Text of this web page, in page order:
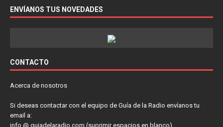
ENVÍANOS TUS NOVEDADES
CONTACTO
Acerca de nosotros
Si deseas contactar con el equipo de Guía de la Radio envíanos tu
email a:
info @ guiadelaradio.com (suprimir espacios en blanco)